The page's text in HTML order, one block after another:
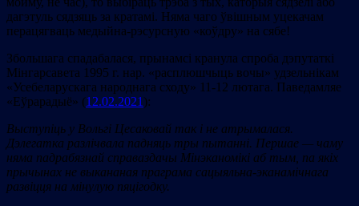
дагэтуль сядзяць за кратамі. Няма чаго ўвішным уцекачам
перацягваць медыйна-рэсурсную «коўдру» на сябе!
Збольшага спадабалася, прынамсі кранула спроба дэпутаткі
Мінгарсавета 1995 г. нар. «расплюшчыць вочы» удзельнікам
«Усебеларускага народнага сходу» 11-12 лютага. Паведамляе
«Еўрарадыё» (12.02.2021 ):
Выступіць у Вольгі Цесаковай так і не атрымалася.
Дэлегатка разлічвала падняць тры пытанні. Першае — чаму
няма падрабязнай справаздачы Мінэканомікі аб тым, па якіх
прычынах не выкананая праграма сацыяльна-эканамічнага
развіцця на мінулую пяцігодку.